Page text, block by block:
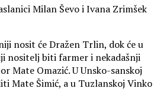
Milan Ševo i Ivana Zrimšek
nosit će Dražen Trlin, dok će u
nositelj biti farmer i nekadašnji
Mate Omazić. U Unsko-sanskoj
Mate Šimić, a u Tuzlanskoj Vinko